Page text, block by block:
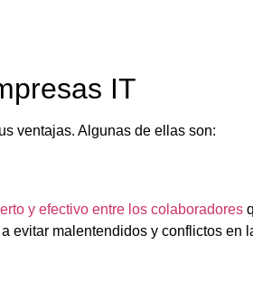
IT
ventajas. Algunas de ellas son:
y efectivo entre los colaboradores
evitar malentendidos y conflictos en